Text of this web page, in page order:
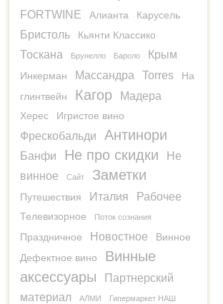
FORTWINE Алианта Карусель
Бристоль Кьянти Классико
Тоскана Брунелло Бароло Крым
Инкерман Массандра Torres
На
глинтвейн
Кагор Мадера
Херес Игристое вино
Фрескобальди Антинори
Банфи Не про скидки
Не
винное
Сайт Заметки
Путешествия Италия Рабочее
Телевизорное Поток сознания
Праздничное Новостное
Винное
Дефектное вино
Винные
аксессуары
Партнерский
материал
АЛМИ Гипермаркет НАШ